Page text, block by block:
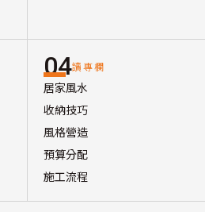
04讀專欄
居家風水
收納技巧
風格營造
預算分配
施工流程